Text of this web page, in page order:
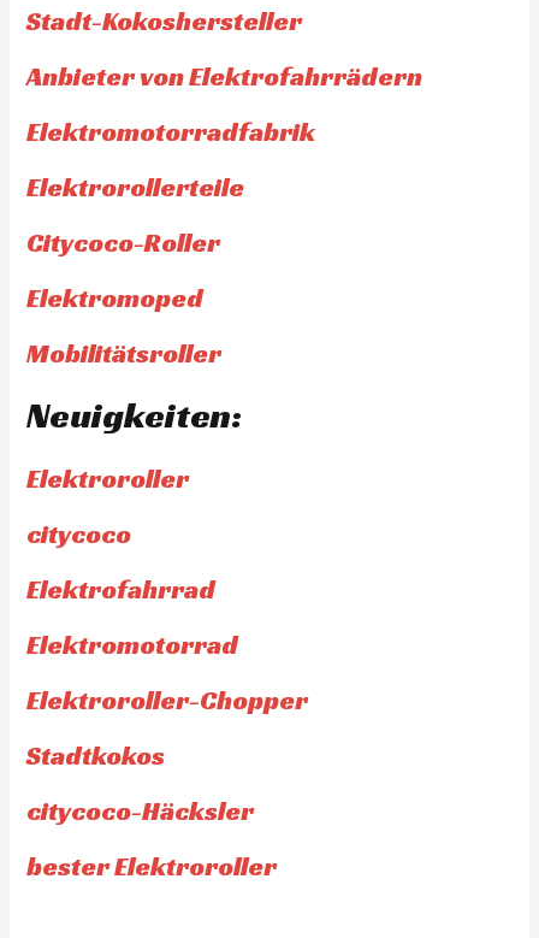
Stadt-Kokoshersteller
Anbieter von Elektrofahrrädern
Elektromotorradfabrik
Elektrorollerteile
Citycoco-Roller
Elektromoped
Mobilitätsroller
Neuigkeiten:
Elektroroller
citycoco
Elektrofahrrad
Elektromotorrad
Elektroroller-Chopper
Stadtkokos
citycoco-Häcksler
bester Elektroroller